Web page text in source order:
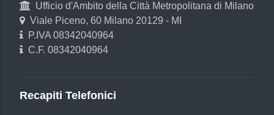
Ufficio d'Ambito della Città Metropolitana di Milano
Viale Piceno, 60 Milano 20129 - MI
P.IVA 08342040964
C.F. 08342040964
Recapiti Telefonici